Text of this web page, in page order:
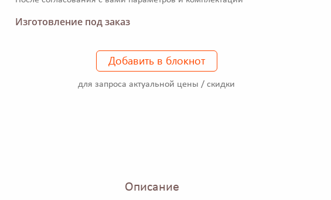
Изготовление под заказ
Добавить в блокнот
для запроса актуальной цены / скидки
Описание